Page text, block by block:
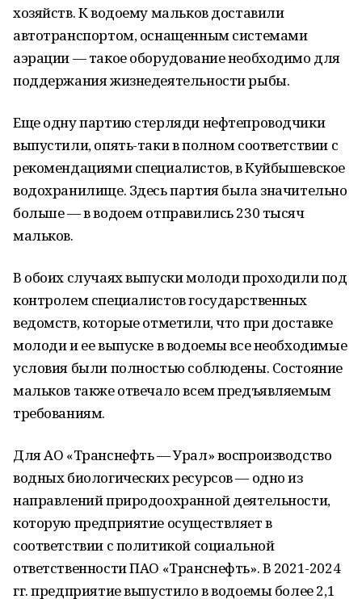
хозяйств. К водоему мальков доставили
автотранспортом, оснащенным системами
аэрации — такое оборудование необходимо для
поддержания жизнедеятельности рыбы.
Еще одну партию стерляди нефтепроводчики
выпустили, опять-таки в полном соответствии с
рекомендациями специалистов, в Куйбышевское
водохранилище. Здесь партия была значительно
больше — в водоем отправились 230 тысяч
мальков.
В обоих случаях выпуски молоди проходили под
контролем специалистов государственных
ведомств, которые отметили, что при доставке
молоди и ее выпуске в водоемы все необходимые
условия были полностью соблюдены. Состояние
мальков также отвечало всем предъявляемым
требованиям.
Для АО «Транснефть — Урал» воспроизводство
водных биологических ресурсов — одно из
направлений природоохранной деятельности,
которую предприятие осуществляет в
соответствии с политикой социальной
ответственности ПАО «Транснефть». В 2021-2024
гг. предприятие выпустило в водоемы более 2,1